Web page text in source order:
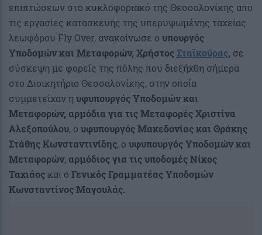
επιπτώσεων στο κυκλοφοριακό της Θεσσαλονίκης από
τις εργασίες κατασκευής της υπερυψωμένης ταχείας
λεωφόρου Fly Over, ανακοίνωσε ο υπουργός
Υποδομών και Μεταφορών, Χρήστος Σταϊκούρας, σε
σύσκεψη με φορείς της πόλης που διεξήχθη σήμερα
στο Διοικητήριο Θεσσαλονίκης, στην οποία
συμμετείχαν η υφυπουργός Υποδομών και
Μεταφορών, αρμόδια για τις Μεταφορές Χριστίνα
Αλεξοπούλου, ο υφυπουργός Μακεδονίας και Θράκης
Στάθης Κωνσταντινίδης, ο υφυπουργός Υποδομών και
Μεταφορών, αρμόδιος για τις υποδομές Νίκος
Ταχιάοςκαι ο Γενικός Γραμματέας Υποδομών
Κωνσταντίνος Μαγουλάς.